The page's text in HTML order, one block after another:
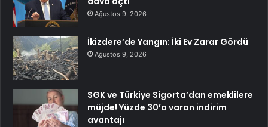
Ağustos 9, 2026
İkizdere’de Yangın: İki Ev Zarar Gördü
Ağustos 9, 2026
SGK ve Türkiye Sigorta’dan emeklilere
müjde! Yüzde 30’a varan indirim
avantajı